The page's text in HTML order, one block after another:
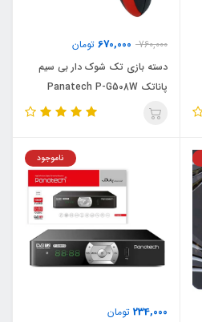
760,000
670,000 تومان
دسته بازی تک شوک دار بی سیم
پاناتک Panatech P-G508W
234,000 تومان
ناموجود